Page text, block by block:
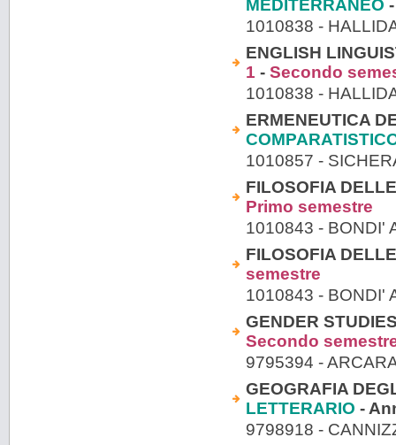
MEDITERRANEO
1010838 -
ENGLISH
1 - Secondo
1010838 -
ERMENEUTICA
1010857 -
FILOSOFIA
Primo semestre
1010843 - BONDI'
FILOSOFIA
semestre
1010843 - BONDI'
GENDER
Secondo
9795394 -
GEOGRAFIA
LETTERARIO -
9798918 -